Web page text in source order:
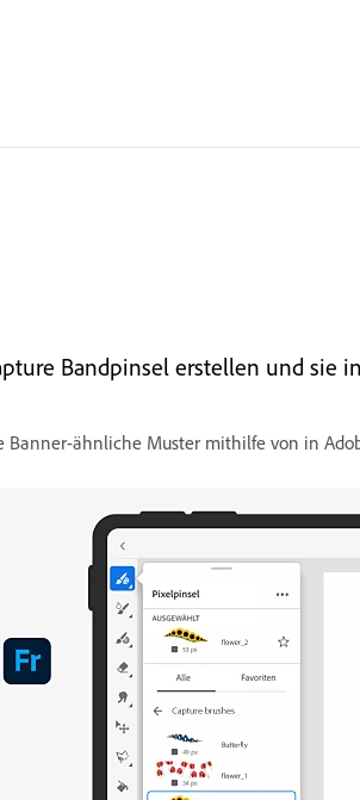
Bandpinsel erstellen und sie
Banner-ähnliche Muster mithilfe von in